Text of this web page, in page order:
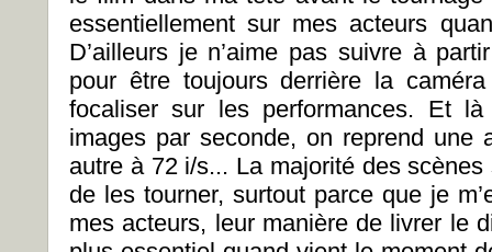
essentiellement sur mes acteurs
D’ailleurs je n’aime pas suivre à
pour être toujours derrière la
focaliser sur les performances. Et
images par seconde, on reprend une
autre à 72 i/s... La majorité des
de les tourner, surtout parce que je
mes acteurs, leur manière de livrer le